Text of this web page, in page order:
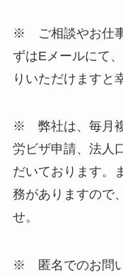
※ ご相談やお仕事
ずはEメールにて
りいただけますと
※ 弊社は、毎月
労ビザ申請、法人
だいております。
務がありますので
せ。
※ 匿名でのお問